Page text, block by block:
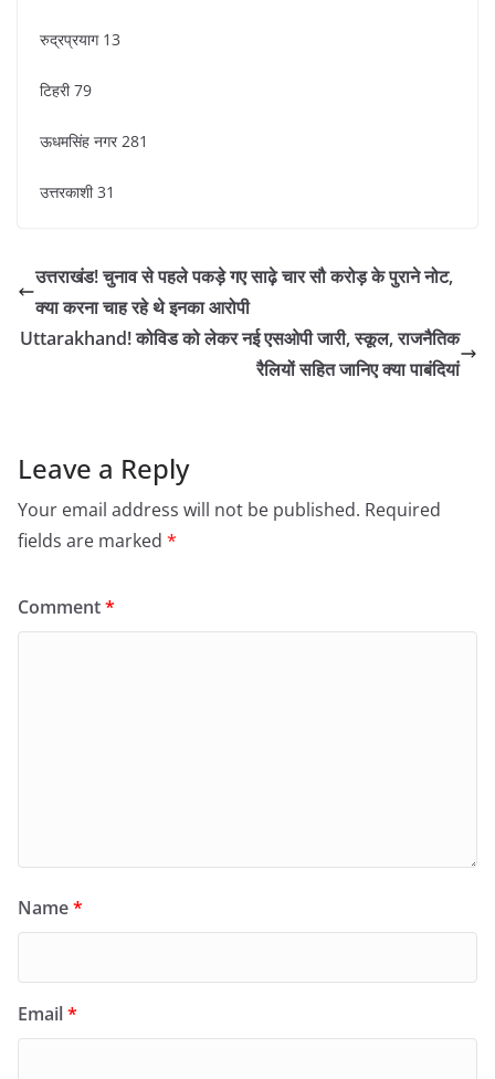
रुद्रप्रयाग 13
टिहरी 79
ऊधमसिंह नगर 281
उत्तरकाशी 31
उत्तराखंड! चुनाव से पहले पकड़े गए साढ़े चार सौ करोड़ के पुराने नोट,
क्या करना चाह रहे थे इनका आरोपी
Uttarakhand! कोविड को लेकर नई एसओपी जारी, स्कूल, राजनैतिक
रैलियों सहित जानिए क्या पाबंदियां
Leave a Reply
Your email address will not be published. Required
fields are marked *
Comment*
Name*
Email*